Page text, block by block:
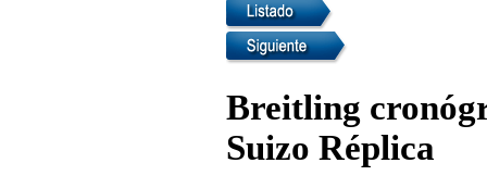
Breitling
Suizo Réplica